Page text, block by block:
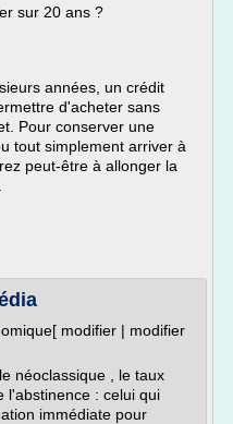
sur 20 ans ?
années, un crédit
d'acheter sans
Pour conserver une
tout simplement arriver à
peut-être à allonger la
modifier | modifier
néoclassique , le taux
l'abstinence : celui qui
immédiate pour